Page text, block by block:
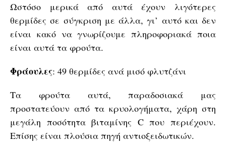
Ωστόσο μερικά από αυτά έχουν λιγότερες
θερμίδες σε σύγκριση με άλλα, γι’ αυτό και δεν
είναι κακό να γνωρίζουμε πληροφοριακά ποια
είναι αυτά τα φρούτα.
Φράουλες: 49 θερμίδες ανά μισό φλυτζάνι
Τα φρούτα αυτά, παραδοσιακά μας
προστατεύουν από τα κρυολογήματα, χάρη στη
μεγάλη ποσότητα βιταμίνης C που περιέχουν.
Επίσης είναι πλούσια πηγή αντιοξειδωτικών.